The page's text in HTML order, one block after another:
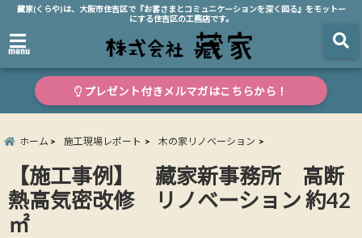
藏家(くらや)は、大阪市住吉区で『お客さまとコミュニケーションを深く図る』をモットー
にする住吉区の工務店です。
menu
プレゼント付きメルマガはこちらから！
ホーム 施工現場レポート 木の家リノベーション
【施工事例】 藏家新事務所 高断
熱高気密改修 リノベーション 約42
㎡